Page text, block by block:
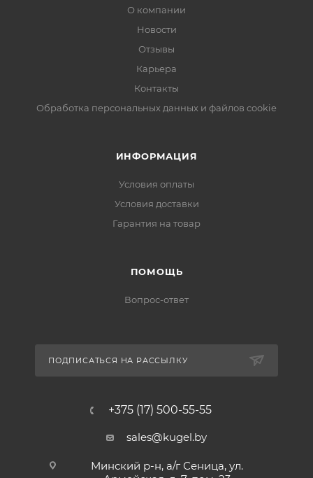
О компании
Новости
Отзывы
Карьера
Контакты
Обработка персональных данных и файлов cookie
ИНФОРМАЦИЯ
Условия оплаты
Условия доставки
Гарантия на товар
ПОМОЩЬ
Вопрос-ответ
ПОДПИСАТЬСЯ НА РАССЫЛКУ
+375 (17) 500-55-55
sales@kugel.by
Минский р-н, а/г Сеница, ул.